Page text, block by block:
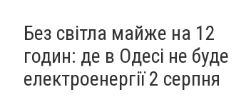
Без світла майже на 12
годин: де в Одесі не буде
електроенергії 2 серпня